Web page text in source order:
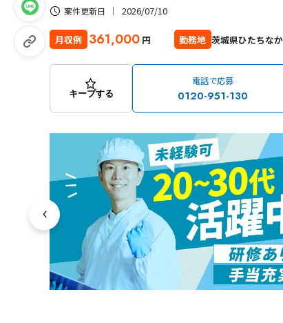
案件更新日 2026/07/10
月収例 361,000 円 勤務地 茨城県ひたちな
キープする
電話で応募
0120-951-130